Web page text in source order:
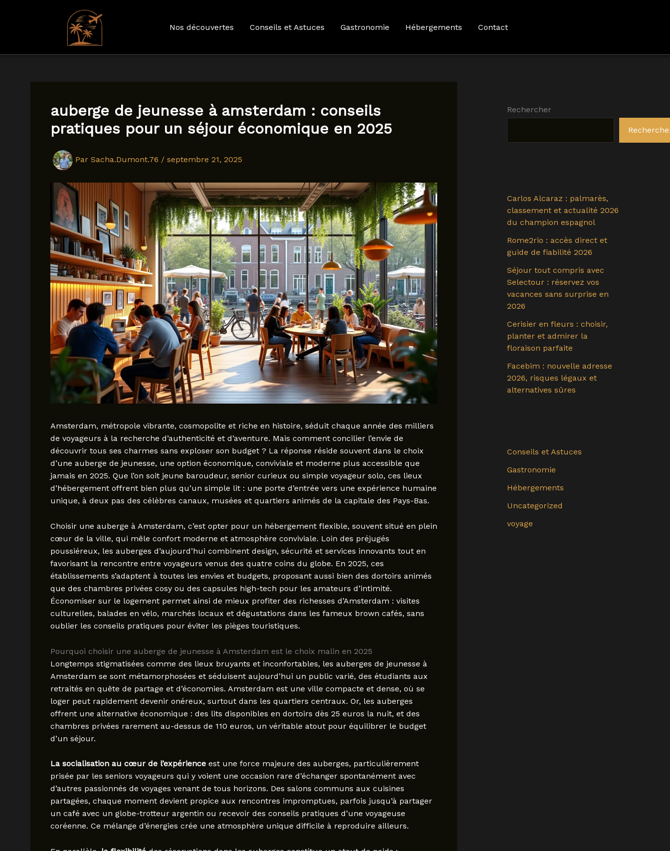
Aller
Nos découvertes Conseils et Astuces Gastronomie Hébergements Contact
auberge de jeunesse à amsterdam : conseils
pratiques pour un séjour économique en 2025
Par Sacha.Dumont.76 / septembre 21, 2025
Amsterdam, métropole vibrante, cosmopolite et riche en histoire, séduit chaque année des milliers
de voyageurs à la recherche d’authenticité et d’aventure. Mais comment concilier l’envie de
découvrir tous ses charmes sans exploser son budget ? La réponse réside souvent dans le choix
d’une auberge de jeunesse, une option économique, conviviale et moderne plus accessible que
jamais en 2025. Que l’on soit jeune baroudeur, senior curieux ou simple voyageur solo, ces lieux
d’hébergement offrent bien plus qu’un simple lit : une porte d’entrée vers une expérience humaine
unique, à deux pas des célèbres canaux, musées et quartiers animés de la capitale des Pays-Bas.
Choisir une auberge à Amsterdam, c’est opter pour un hébergement flexible, souvent situé en plein
cœur de la ville, qui mêle confort moderne et atmosphère conviviale. Loin des préjugés
poussiéreux, les auberges d’aujourd’hui combinent design, sécurité et services innovants tout en
favorisant la rencontre entre voyageurs venus des quatre coins du globe. En 2025, ces
établissements s’adaptent à toutes les envies et budgets, proposant aussi bien des dortoirs animés
que des chambres privées cosy ou des capsules high-tech pour les amateurs d’intimité.
Économiser sur le logement permet ainsi de mieux profiter des richesses d’Amsterdam : visites
culturelles, balades en vélo, marchés locaux et dégustations dans les fameux brown cafés, sans
oublier les conseils pratiques pour éviter les pièges touristiques.
Pourquoi choisir une auberge de jeunesse à Amsterdam est le choix malin en 2025
Longtemps stigmatisées comme des lieux bruyants et inconfortables, les auberges de jeunesse à
Amsterdam se sont métamorphosées et séduisent aujourd’hui un public varié, des étudiants aux
retraités en quête de partage et d’économies. Amsterdam est une ville compacte et dense, où se
loger peut rapidement devenir onéreux, surtout dans les quartiers centraux. Or, les auberges
offrent une alternative économique : des lits disponibles en dortoirs dès 25 euros la nuit, et des
chambres privées rarement au-dessus de 110 euros, un véritable atout pour équilibrer le budget
d’un séjour.
La socialisation au cœur de l’expérienceest une force majeure des auberges, particulièrement
prisée par les seniors voyageurs qui y voient une occasion rare d’échanger spontanément avec
d’autres passionnés de voyages venant de tous horizons. Des salons communs aux cuisines
partagées, chaque moment devient propice aux rencontres impromptues, parfois jusqu’à partager
un café avec un globe-trotteur argentin ou recevoir des conseils pratiques d’une voyageuse
coréenne. Ce mélange d’énergies crée une atmosphère unique difficile à reproduire ailleurs.
Rechercher
Carlos Alcaraz : palmarès,
classement et actualité 2026
du champion espagnol
Rome2rio : accès direct et
guide de fiabilité 2026
Séjour tout compris avec
Selectour : réservez vos
vacances sans surprise en
2026
Cerisier en fleurs : choisir,
planter et admirer la
floraison parfaite
Facebim : nouvelle adresse
2026, risques légaux et
alternatives sûres
Conseils et Astuces
Gastronomie
Hébergements
Uncategorized
voyage